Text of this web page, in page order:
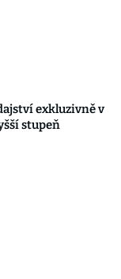
exkluzivně v
stupeň